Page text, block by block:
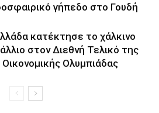
γήπεδο στο Γουδή
κατέκτησε το χάλκινο
στον Διεθνή Τελικό της
Οικονομικής Ολυμπιάδας